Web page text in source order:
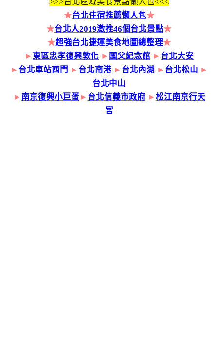
★台北住宿推薦懶人包★
★台北人2019激推46個台北景點★
★超強台北捷運美食地圖總整理★
► 東區忠孝復興敦化 ► 國父紀念館 ► 台北大安
► 台北車站西門 ► 台北南港 ► 台北內湖 ► 台北松山 ►
台北中山
► 南京復興小巨蛋► 台北信義市政府► 松江南京行天
宮